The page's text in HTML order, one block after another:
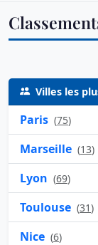
Villes les
Paris (75)
Marseille (13)
Lyon (69)
Toulouse (31)
Nice (6)